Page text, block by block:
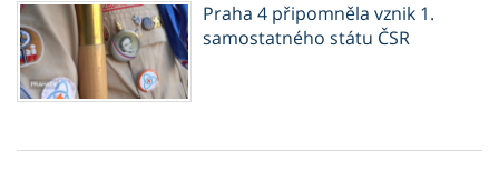
Praha 4 připomněla vznik 1.
samostatného státu ČSR